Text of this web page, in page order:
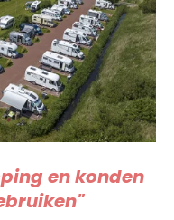
en konden